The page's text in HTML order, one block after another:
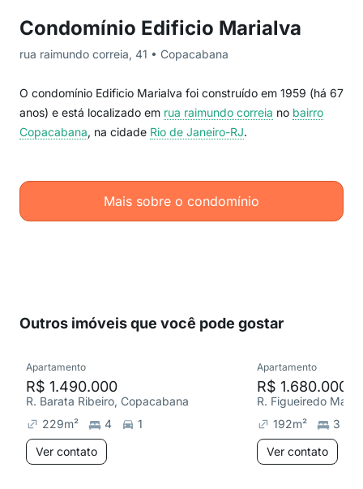
Condomínio Edificio Marialva
rua raimundo correia, 41 • Copacabana
O condomínio Edificio Marialva foi construído em 1959 (há 67
anos) e está localizado em rua raimundo correia no bairro
Copacabana, na cidade Rio de Janeiro-RJ.
Mais sobre o condomínio
Outros imóveis que você pode gostar
Apartamento
R$ 1.490.000
R. Barata Ribeiro, Copacabana
229m² 4
1
Ver contato
Apartamento
R$ 1.680.000
192m²
3
Ver contato